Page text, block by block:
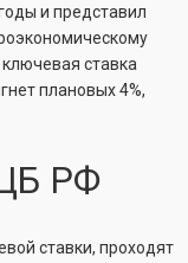
и представил
ставка
плановых 4%,
РФ
ставки, проходят